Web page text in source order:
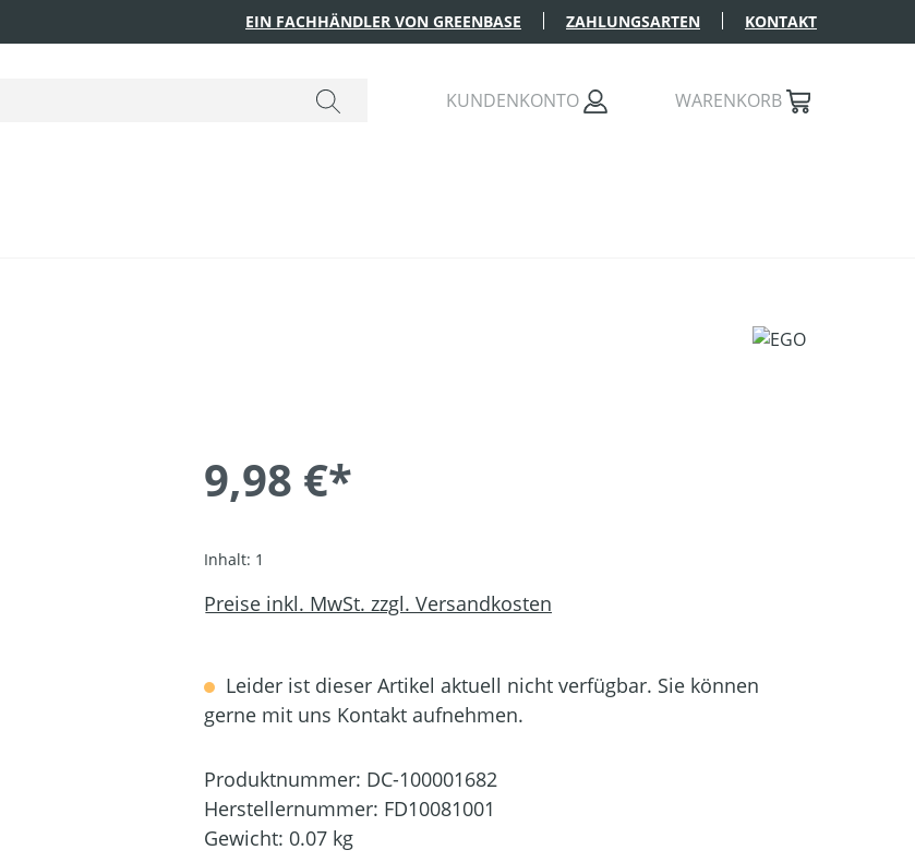
EIN FACHHÄNDLER VON GREENBASE ZAHLUNGSARTEN KONTAKT
KUNDENKONTO WARENKORB
9,98 €*
Inhalt: 1
Preise inkl. MwSt. zzgl. Versandkosten
Leider ist dieser Artikel aktuell nicht verfügbar. Sie können
gerne mit uns Kontakt aufnehmen.
Produktnummer: DC-100001682
Herstellernummer: FD10081001
Gewicht: 0.07 kg